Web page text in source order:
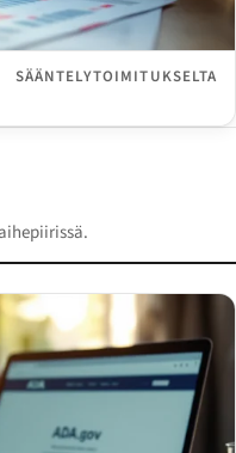
SÄÄNTELYTOIMITUKSELTA